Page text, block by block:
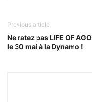
Previous article
Ne ratez pas LIFE OF
le 30 mai à la Dynamo !